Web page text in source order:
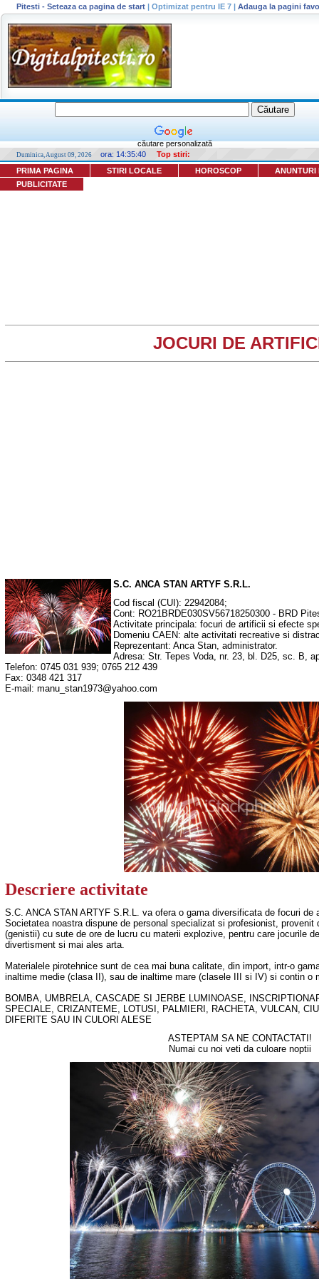
Pitesti - Seteaza ca pagina de start | Optimizat pentru IE 7 | Adauga la pagini
căutare personalizată
Duminica, August 09, 2026 ora: 14:35:40
Top stiri:
PRIMA PAGINA
STIRI LOCALE HOROSCOP
ANUNTURI
PUBLICITATE
JOCURI DE
S.C. ANCA STAN ARTYF S.R.L.
Cod fiscal (CUI): 22942084;
Cont: RO21BRDE030SV56718250300 - BRD
Activitate principala: focuri de artificii si efecte
Domeniu CAEN: alte activitati recreative si
Reprezentant: Anca Stan, administrator.
Adresa: Str. Tepes Voda, nr. 23, bl. D25, sc. B,
Telefon: 0745 031 939; 0765 212 439
Fax: 0348 421 317
E-mail: manu_stan1973@yahoo.com
Descriere activitate
S.C. ANCA STAN ARTYF S.R.L. va ofera o gama diversificata de focuri
Societatea noastra dispune de personal specializat si profesionist, provenit
(genistii) cu sute de ore de lucru cu materii explozive, pentru care jocurile
divertisment si mai ales arta.
Materialele pirotehnice sunt de cea mai buna calitate, din import, intr-o
inaltime medie (clasa II), sau de inaltime mare (clasele III si IV) si contin o
BOMBA, UMBRELA, CASCADE SI JERBE LUMINOASE,
SPECIALE, CRIZANTEME, LOTUSI, PALMIERI, RACHETA, VULCAN,
DIFERITE SAU IN CULORI ALESE
ASTEPTAM SA NE CONTACTATI!
Numai cu noi veti da culoare noptii